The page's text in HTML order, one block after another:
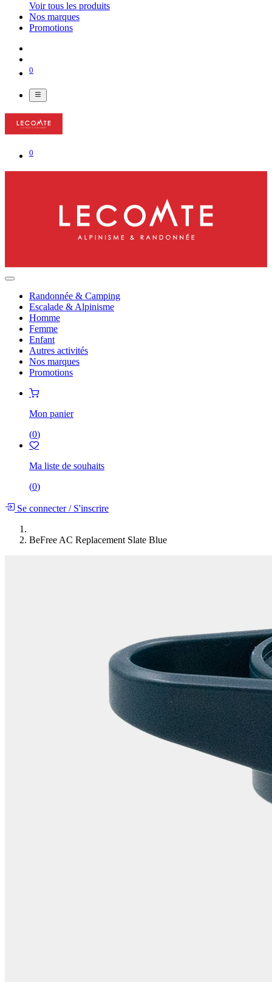
Voir tous les produits
Nos marques
Promotions
0
0
Randonnée & Camping
Escalade & Alpinisme
Homme
Femme
Enfant
Autres activités
Nos marques
Promotions
Mon panier
(0)
Ma liste de souhaits
(0)
Se connecter/S'inscrire
BeFree AC Replacement Slate Blue